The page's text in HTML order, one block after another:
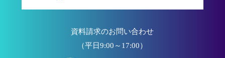
資料請求のお問い合わせ
（平日9:00～17:00）